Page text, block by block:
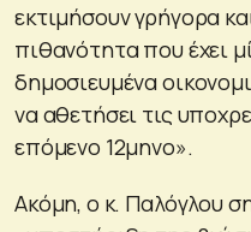
εκτιμήσουν γρήγορα
πιθανότητα που έχει
δημοσιευμένα
να αθετήσει τις
επόμενο 12μηνο».
Ακόμη, ο κ. Παλόγλου